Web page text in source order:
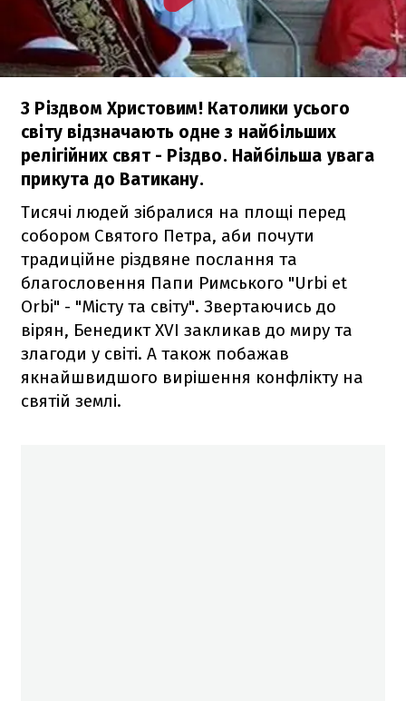
З Різдвом Христовим! Католики усього
світу відзначають одне з найбільших
релігійних свят - Різдво. Найбільша увага
прикута до Ватикану.
Тисячі людей зібралися на площі перед
собором Святого Петра, аби почути
традиційне різдвяне послання та
благословення Папи Римського "Urbi et
Orbi" - "Місту та світу". Звертаючись до
вірян, Бенедикт XVI закликав до миру та
злагоди у світі. А також побажав
якнайшвидшого вирішення конфлікту на
святій землі.